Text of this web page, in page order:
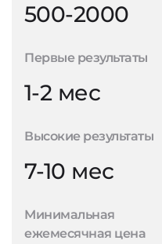
500-2000
Первые результаты
1-2 мес
Высокие результаты
7-10 мес
Минимальная
ежемесячная цена